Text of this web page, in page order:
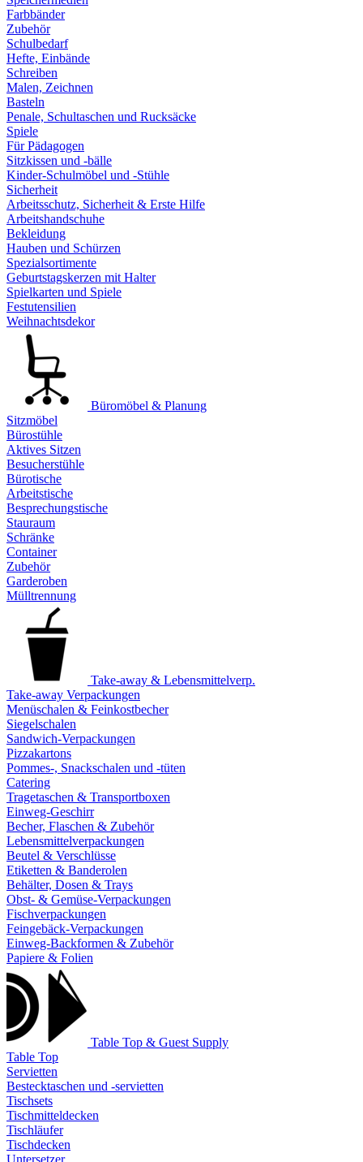
Farbbänder
Zubehör
Schulbedarf
Hefte, Einbände
Schreiben
Malen, Zeichnen
Basteln
Penale, Schultaschen und Rucksäcke
Spiele
Für Pädagogen
Sitzkissen und -bälle
Kinder-Schulmöbel und -Stühle
Sicherheit
Arbeitsschutz, Sicherheit & Erste Hilfe
Arbeitshandschuhe
Bekleidung
Hauben und Schürzen
Spezialsortimente
Geburtstagskerzen mit Halter
Spielkarten und Spiele
Festutensilien
Weihnachtsdekor
Büromöbel & Planung
Sitzmöbel
Bürostühle
Aktives Sitzen
Besucherstühle
Bürotische
Arbeitstische
Besprechungstische
Stauraum
Schränke
Container
Zubehör
Garderoben
Mülltrennung
Take-away & Lebensmittelverp.
Take-away Verpackungen
Menüschalen & Feinkostbecher
Siegelschalen
Sandwich-Verpackungen
Pizzakartons
Pommes-, Snackschalen und -tüten
Catering
Tragetaschen & Transportboxen
Einweg-Geschirr
Becher, Flaschen & Zubehör
Lebensmittelverpackungen
Beutel & Verschlüsse
Etiketten & Banderolen
Behälter, Dosen & Trays
Obst- & Gemüse-Verpackungen
Fischverpackungen
Feingebäck-Verpackungen
Einweg-Backformen & Zubehör
Papiere & Folien
Table Top & Guest Supply
Table Top
Servietten
Bestecktaschen und -servietten
Tischsets
Tischmitteldecken
Tischläufer
Tischdecken